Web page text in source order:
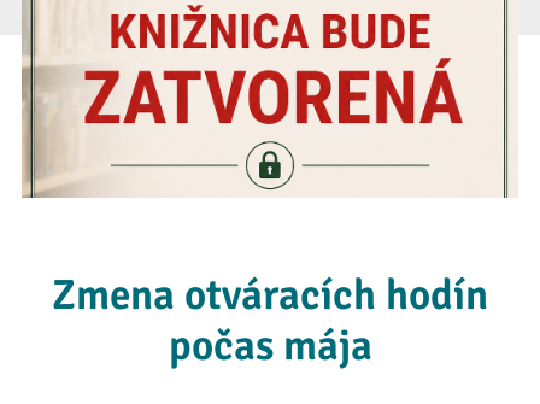
Zmena otváracích hodín
počas mája